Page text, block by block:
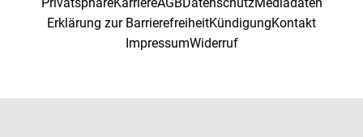
Erklärung zur BarrierefreiheitKündigungKontakt
ImpressumWiderruf